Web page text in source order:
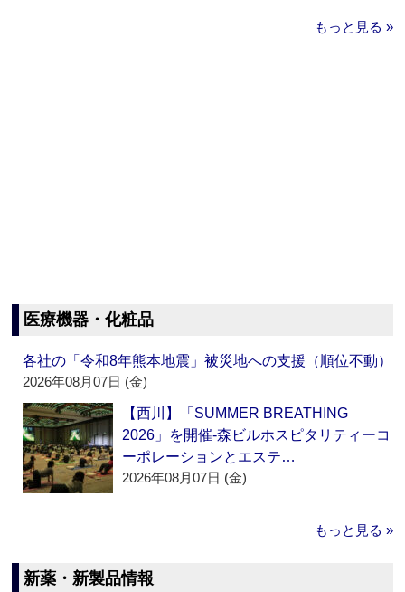
もっと見る »
医療機器・化粧品
各社の「令和8年熊本地震」被災地への支援（順位不動）
2026年08月07日 (金)
【西川】「SUMMER BREATHING
2026」を開催‐森ビルホスピタリティーコ
ーポレーションとエステ…
2026年08月07日 (金)
もっと見る »
新薬・新製品情報